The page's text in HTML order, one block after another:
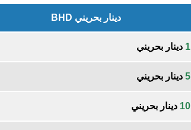
دينار بحريني BHD
1 دينار بحريني
5 دينار بحريني
10 دينار بحريني